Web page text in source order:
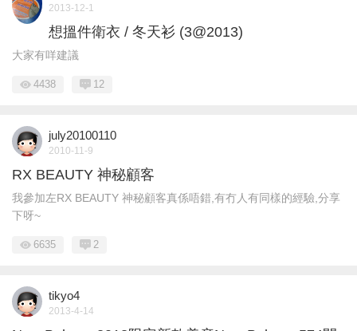
2013-12-1
想搵件衛衣 / 冬天衫 (3@2013)
大家有咩建議
4438 12
july20100110
2010-11-9
RX BEAUTY 神秘顧客
我參加左RX BEAUTY 神秘顧客真係唔錯,有冇人有同樣的經驗,分享
下呀~
6635 2
tikyo4
2013-4-14